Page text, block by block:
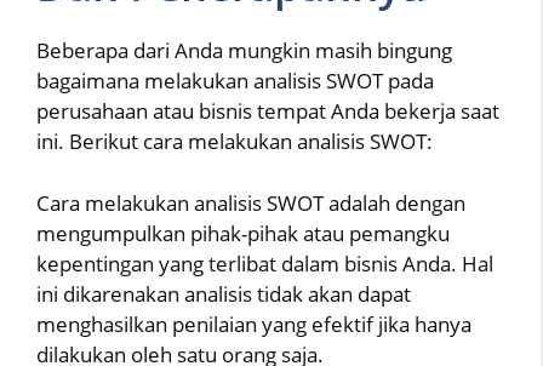
Beberapa dari Anda mungkin masih bingung
bagaimana melakukan analisis SWOT pada
perusahaan atau bisnis tempat Anda bekerja saat
ini. Berikut cara melakukan analisis SWOT:
Cara melakukan analisis SWOT adalah dengan
mengumpulkan pihak-pihak atau pemangku
kepentingan yang terlibat dalam bisnis Anda. Hal
ini dikarenakan analisis tidak akan dapat
menghasilkan penilaian yang efektif jika hanya
dilakukan oleh satu orang saja.